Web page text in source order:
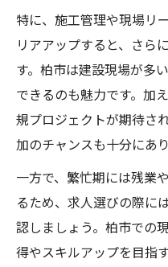
特に、施工管理や現場リ
リアアップすると、さら
す。柏市は建設現場が多
できるのも魅力です。加
規プロジェクトが期待さ
加のチャンスも十分にあり
一方で、繁忙期には残業
るため、求人選びの際に
認しましょう。柏市での
得やスキルアップを目指